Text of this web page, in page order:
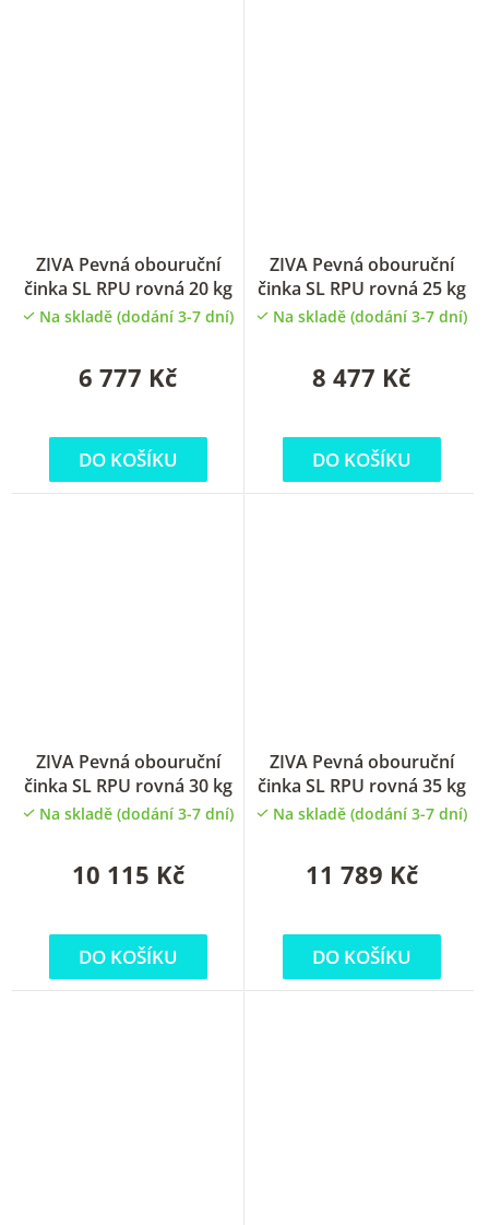
ZIVA Pevná obouruční
činka SL RPU rovná 20 kg
Na skladě (dodání 3-7 dní)
6 777 Kč
DO KOŠÍKU
ZIVA Pevná obouruční
činka SL RPU rovná 25 kg
Na skladě (dodání 3-7 dní)
8 477 Kč
DO KOŠÍKU
ZIVA Pevná obouruční
činka SL RPU rovná 30 kg
Na skladě (dodání 3-7 dní)
10 115 Kč
DO KOŠÍKU
ZIVA Pevná obouruční
činka SL RPU rovná 35 kg
Na skladě (dodání 3-7 dní)
11 789 Kč
DO KOŠÍKU